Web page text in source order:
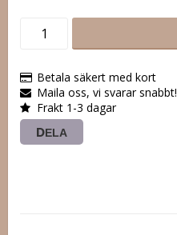
Betala säkert med kort
Maila oss, vi svarar snabbt!
Frakt 1-3 dagar
DELA